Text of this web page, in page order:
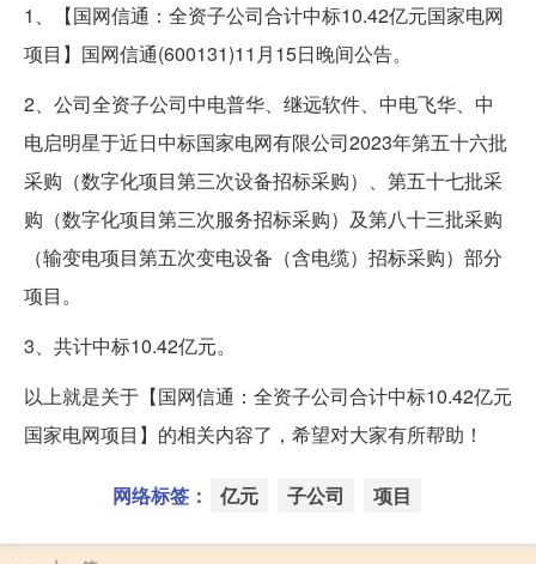
1、【国网信通：全资子公司合计中标10.42亿元国家电网
项目】国网信通(600131)11月15日晚间公告。
2、公司全资子公司中电普华、继远软件、中电飞华、中
电启明星于近日中标国家电网有限公司2023年第五十六批
采购（数字化项目第三次设备招标采购）、第五十七批采
购（数字化项目第三次服务招标采购）及第八十三批采购
（输变电项目第五次变电设备（含电缆）招标采购）部分
项目。
3、共计中标10.42亿元。
以上就是关于【国网信通：全资子公司合计中标10.42亿元
国家电网项目】的相关内容了，希望对大家有所帮助！
网络标签： 亿元 子公司 项目